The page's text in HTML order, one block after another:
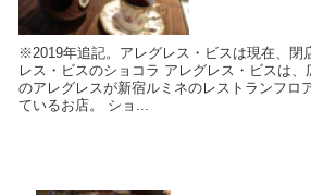
※2019年追記。アレグレス・ビスは現在、閉
レス・ビスのショコラ アレグレス・ビスは
のアレグレスが新宿ルミネのレストランフロ
ているお店。 ショ...